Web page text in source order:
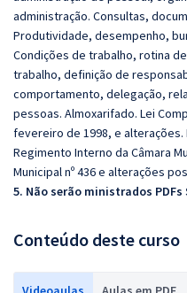
administração. Consultas,
Produtividade, desempenho,
Condições de trabalho, rotina
trabalho, definição de
comportamento, delegação,
pessoas. Almoxarifado. Lei
fevereiro de 1998, e alterações.
Regimento Interno da Câmara
Municipal nº 436 e alterações
5. Não serão ministrados
Conteúdo deste curso